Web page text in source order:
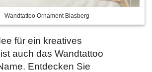
Wandtattoo Ornament Blasberg
für ein kreatives
auch das Wandtattoo
Entdecken Sie